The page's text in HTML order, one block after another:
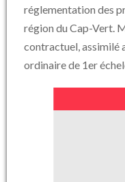
réglementation des
région du Cap-Vert.
contractuel, assimilé
ordinaire de 1er